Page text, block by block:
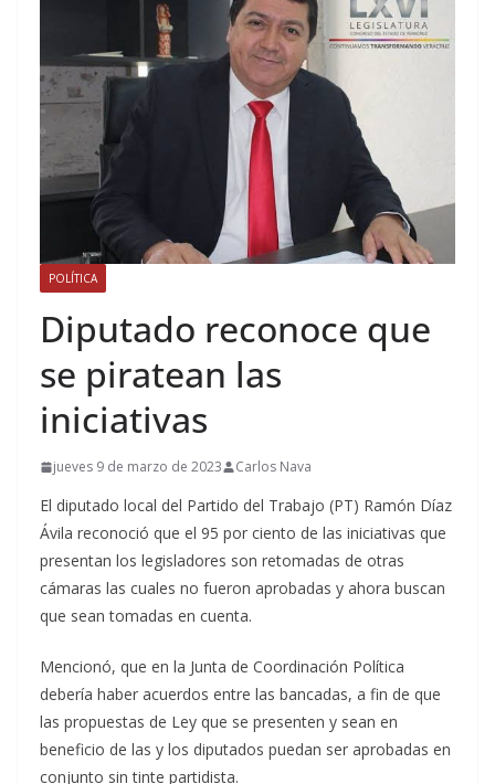
POLÍTICA
Diputado reconoce que
se piratean las
iniciativas
jueves 9 de marzo de 2023 Carlos Nava
El diputado local del Partido del Trabajo (PT) Ramón Díaz
Ávila reconoció que el 95 por ciento de las iniciativas que
presentan los legisladores son retomadas de otras
cámaras las cuales no fueron aprobadas y ahora buscan
que sean tomadas en cuenta.
Mencionó, que en la Junta de Coordinación Política
debería haber acuerdos entre las bancadas, a fin de que
las propuestas de Ley que se presenten y sean en
beneficio de las y los diputados puedan ser aprobadas en
conjunto sin tinte partidista.